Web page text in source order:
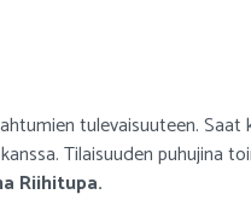
tulevaisuuteen. Saat
Tilaisuuden puhujina
Riihitupa.